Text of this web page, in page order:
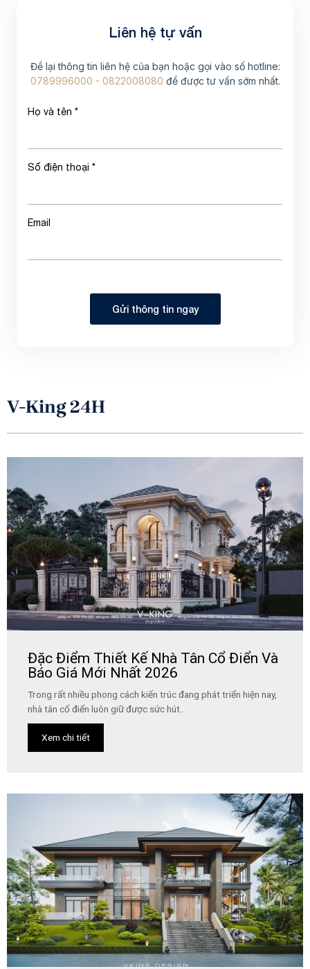
Liên hệ tự vấn
Để lại thông tin liên hệ của bạn hoặc gọi vào số hotline:
0789996000 - 0822008080 để được tư vấn sớm nhất.
Họ và tên *
Số điện thoại *
Email
Gửi thông tin ngay
V-King 24H
Đặc Điểm Thiết Kế Nhà Tân Cổ Điển Và
Báo Giá Mới Nhất 2026
Trong rất nhiều phong cách kiến trúc đang phát triển hiện nay,
nhà tân cổ điển luôn giữ được sức hút...
Xem chi tiết